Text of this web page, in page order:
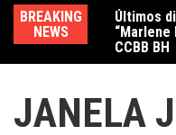
conteúdo
BREAKING
NEWS
Últimos
CCBB BH
Amanda
JANELA